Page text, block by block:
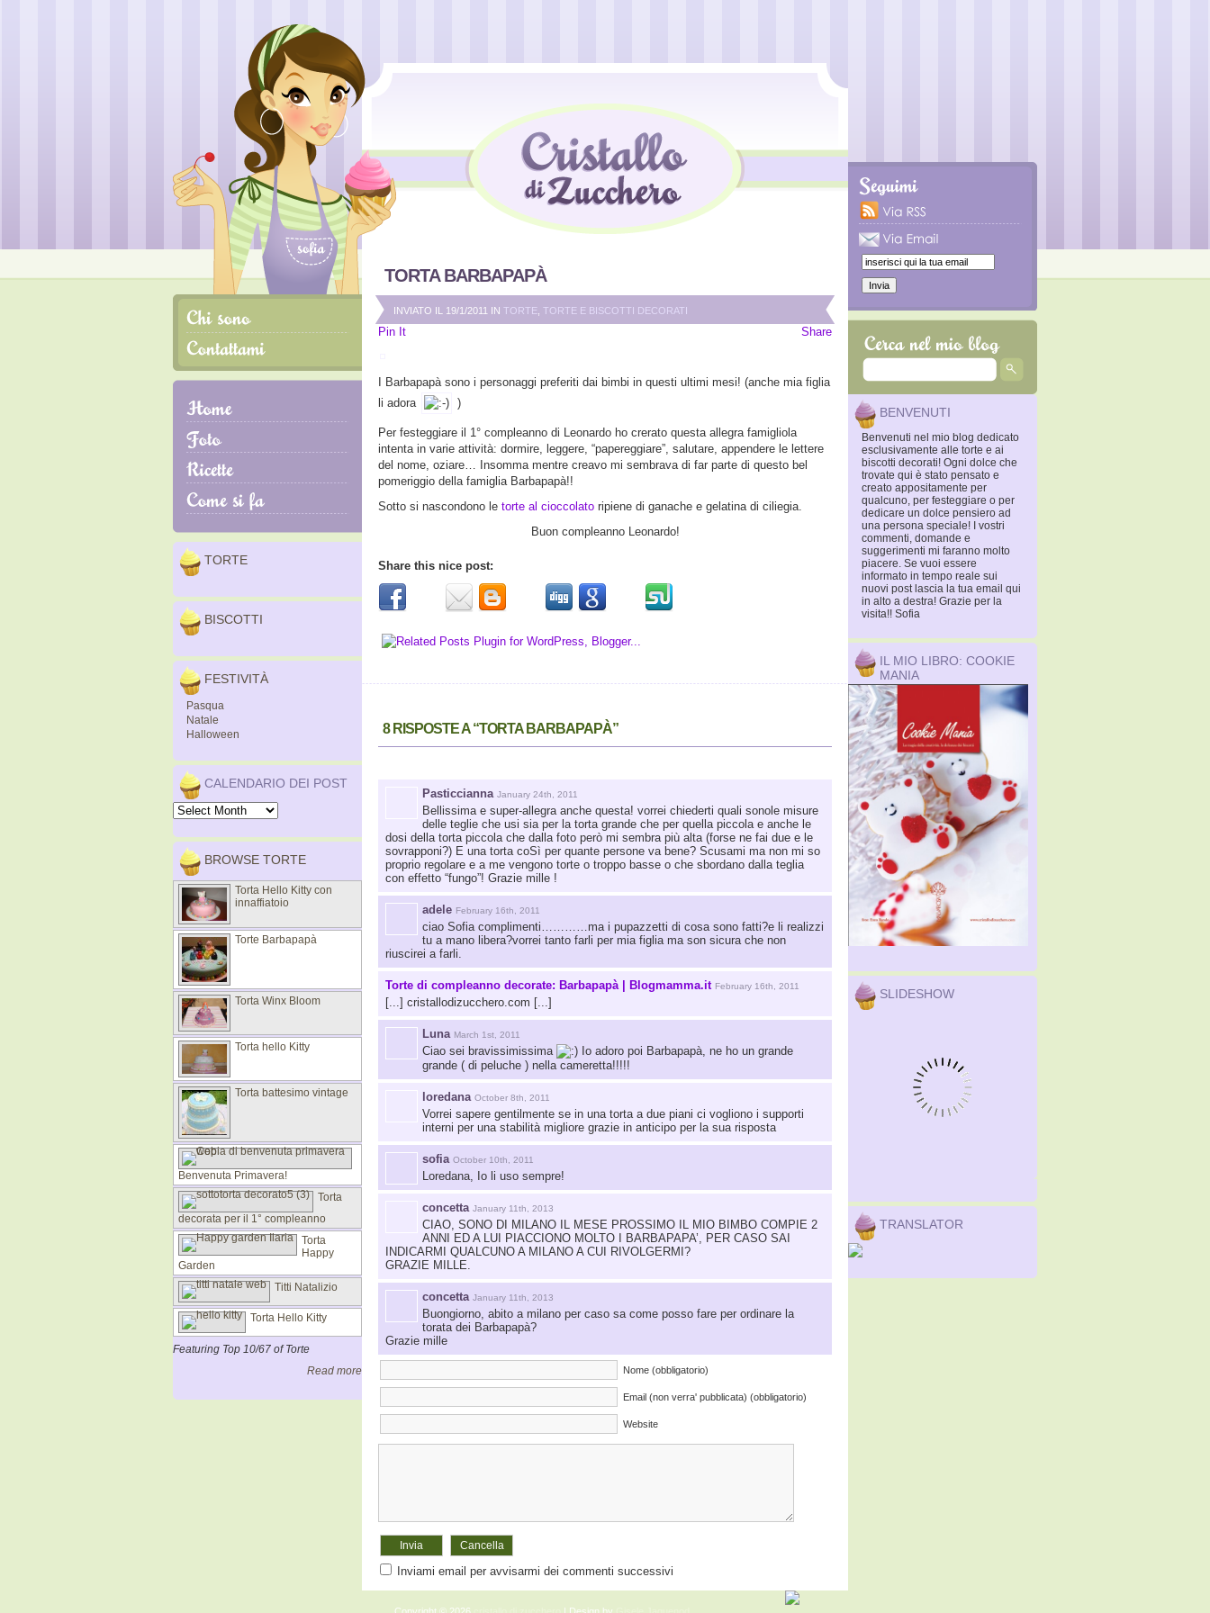
TORTE
BISCOTTI
FESTIVITÀ
Pasqua
Natale
Halloween
CALENDARIO DEI POST
BROWSE TORTE
Torta Hello Kitty con
innaffiatoio
Torte Barbapapà
Torta Winx Bloom
Torta hello Kitty
Torta battesimo vintage
Benvenuta Primavera!
Torta
decorata per il 1° compleanno
Torta
Happy
Garden
Titti Natalizio
Torta Hello Kitty
Featuring Top 10/67 of Torte
Read more
TORTA BARBAPAPÀ
INVIATO IL 19/1/2011 IN TORTE TORTE E BISCOTTI DECORATI
Pin It Share
I Barbapapà sono i personaggi preferiti dai bimbi in questi ultimi mesi! (anche mia figlia
li adora
)
Per festeggiare il 1° compleanno di Leonardo ho crerato questa allegra famigliola
intenta in varie attività: dormire, leggere, “papereggiare”, salutare, appendere le lettere
del nome, oziare… Insomma mentre creavo mi sembrava di far parte di questo bel
pomeriggio della famiglia Barbapapà!!
Sotto si nascondono le torte al cioccolato ripiene di ganache e gelatina di ciliegia.
Buon compleanno Leonardo!
Share this nice post:
8 RISPOSTE A “TORTA BARBAPAPÀ”
Pasticcianna January 24th, 2011
Bellissima e super-allegra anche questa! vorrei chiederti quali sonole misure
delle teglie che usi sia per la torta grande che per quella piccola e anche le
dosi della torta piccola che dalla foto però mi sembra più alta (forse ne fai due e le
sovrapponi?) E una torta coSì per quante persone va bene? Scusami ma non mi so
proprio regolare e a me vengono torte o troppo basse o che sbordano dalla teglia
con effetto “fungo”! Grazie mille !
adele February 16th, 2011
ciao Sofia complimenti…………ma i pupazzetti di cosa sono fatti?e li realizzi
tu a mano libera?vorrei tanto farli per mia figlia ma son sicura che non
riuscirei a farli.
Torte di compleanno decorate: Barbapapà | Blogmamma.it February 16th, 2011
[...] cristallodizucchero.com [...]
Luna March 1st, 2011
Ciao sei bravissimissima
Io adoro poi Barbapapà, ne ho un grande
grande ( di peluche ) nella cameretta!!!!!
loredana October 8th, 2011
Vorrei sapere gentilmente se in una torta a due piani ci vogliono i supporti
interni per una stabilità migliore grazie in anticipo per la sua risposta
sofia October 10th, 2011
Loredana, Io li uso sempre!
concetta January 11th, 2013
CIAO, SONO DI MILANO IL MESE PROSSIMO IL MIO BIMBO COMPIE 2
ANNI ED A LUI PIACCIONO MOLTO I BARBAPAPA’, PER CASO SAI
INDICARMI QUALCUNO A MILANO A CUI RIVOLGERMI?
GRAZIE MILLE.
concetta January 11th, 2013
Buongiorno, abito a milano per caso sa come posso fare per ordinare la
torata dei Barbapapà?
Grazie mille
Nome (obbligatorio)
Email (non verra' pubblicata) (obbligatorio)
Website
Inviami email per avvisarmi dei commenti successivi
BENVENUTI
Benvenuti nel mio blog dedicato
esclusivamente alle torte e ai
biscotti decorati! Ogni dolce che
trovate qui è stato pensato e
creato appositamente per
qualcuno, per festeggiare o per
dedicare un dolce pensiero ad
una persona speciale! I vostri
commenti, domande e
suggerimenti mi faranno molto
piacere. Se vuoi essere
informato in tempo reale sui
nuovi post lascia la tua email qui
in alto a destra! Grazie per la
visita!! Sofia
IL MIO LIBRO: COOKIE
MANIA
SLIDESHOW
TRANSLATOR